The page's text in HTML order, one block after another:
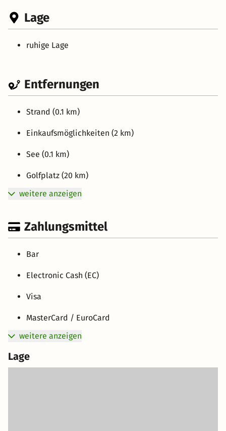
Lage
ruhige Lage
Entfernungen
Strand (0.1 km)
Einkaufsmöglichkeiten (2 km)
See (0.1 km)
Golfplatz (20 km)
weitere anzeigen
Zahlungsmittel
Bar
Electronic Cash (EC)
Visa
MasterCard / EuroCard
weitere anzeigen
Lage